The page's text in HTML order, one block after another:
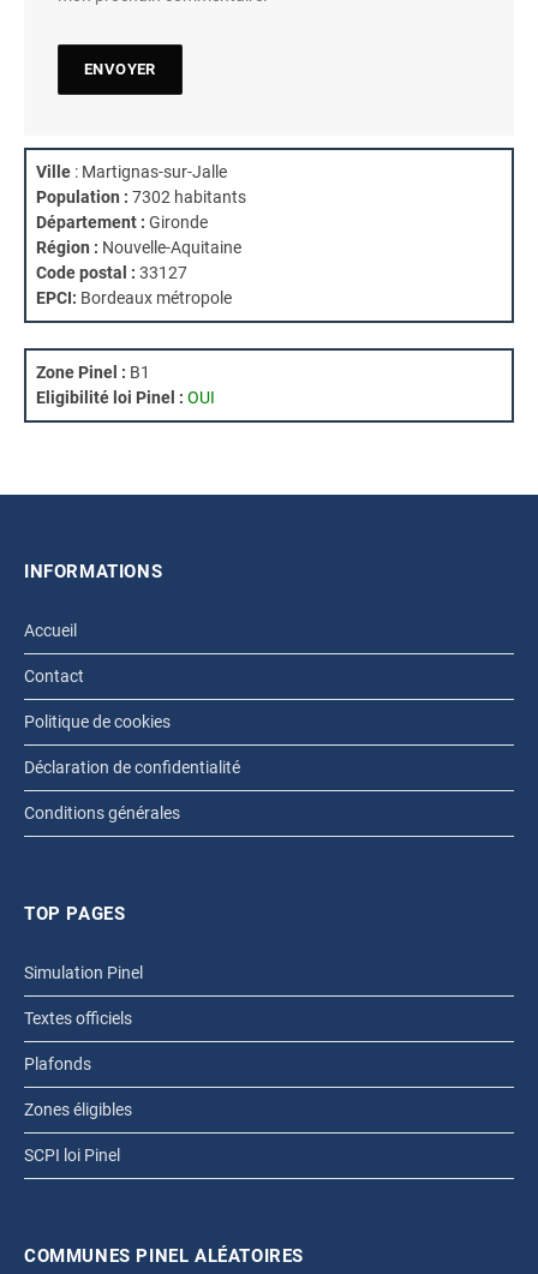
Ville : Martignas-sur-Jalle
Population : 7302 habitants
Département : Gironde
Région : Nouvelle-Aquitaine
Code postal : 33127
EPCI: Bordeaux métropole
Zone Pinel : B1
Eligibilité loi Pinel : OUI
INFORMATIONS
Accueil
Contact
Politique de cookies
Déclaration de confidentialité
Conditions générales
TOP PAGES
Simulation Pinel
Textes officiels
Plafonds
Zones éligibles
SCPI loi Pinel
COMMUNES PINEL ALÉATOIRES